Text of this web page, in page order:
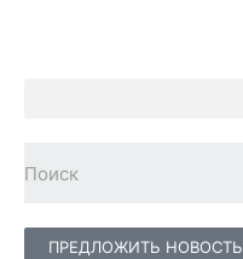
ПРЕДЛОЖИТЬ НОВОСТЬ